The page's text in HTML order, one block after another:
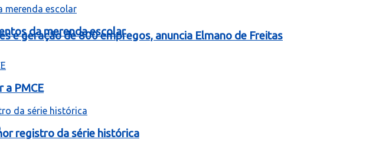
e geração de 800 empregos, anuncia Elmano de Freitas
da merenda escolar
a PMCE
registro da série histórica